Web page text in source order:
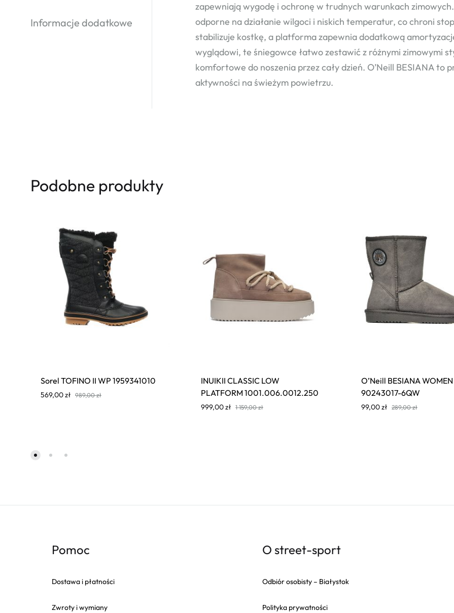
Informacje dodatkowe
zapewniają wygodę i ochronę w trudnych warunkach
odporne na działanie wilgoci i niskich temperatur, co chroni
stabilizuje kostkę, a platforma zapewnia dodatkową
wyglądowi, te śniegowce łatwo zestawić z różnymi zimowymi
komfortowe do noszenia przez cały dzień. O’Neill BESIANA to
aktywności na świeżym powietrzu.
Podobne produkty
Sorel TOFINO II WP 1959341010
569,00zł 989,00zł
INUIKII CLASSIC LOW
PLATFORM 1001.006.0012.250
999,00zł 1 159,00zł
O’Neill BESIANA
90243017-6QW
99,00zł 289,00zł
Pomoc
Dostawa i płatności
Zwroty i wymiany
O street-sport
Odbiór osobisty – Białystok
Polityka prywatności